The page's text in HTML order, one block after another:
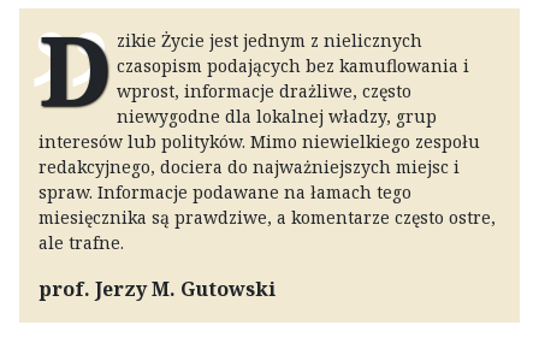
D zikie Życie jest jednym z nielicznych
czasopism podających bez kamuflowania i
wprost, informacje drażliwe, często
niewygodne dla lokalnej władzy, grup
interesów lub polityków. Mimo niewielkiego zespołu
redakcyjnego, dociera do najważniejszych miejsc i
spraw. Informacje podawane na łamach tego
miesięcznika są prawdziwe, a komentarze często ostre,
ale trafne.
prof. Jerzy M. Gutowski